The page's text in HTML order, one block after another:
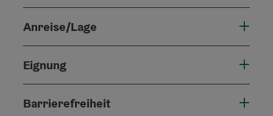
Anreise/Lage
Eignung
Barrierefreiheit